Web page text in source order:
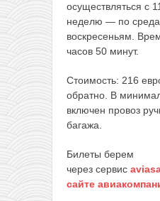
осуществляться с
неделю — по
воскресеньям.
часов 50 минут.
Стоимость: 216
обратно. В
включен провоз
багажа.
Билеты берем
через сервис
сайте